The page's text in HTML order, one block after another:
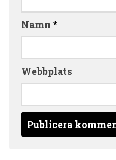
Namn *
Webbplats